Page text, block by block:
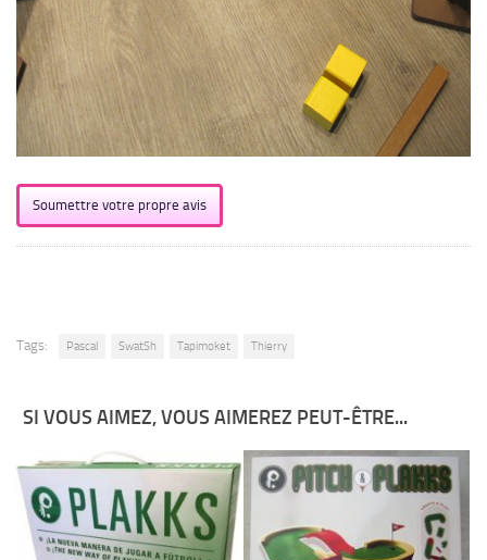
Soumettre votre propre avis
Tags: Pascal SwatSh Tapimoket Thierry
SI VOUS AIMEZ, VOUS AIMEREZ PEUT-ÊTRE...